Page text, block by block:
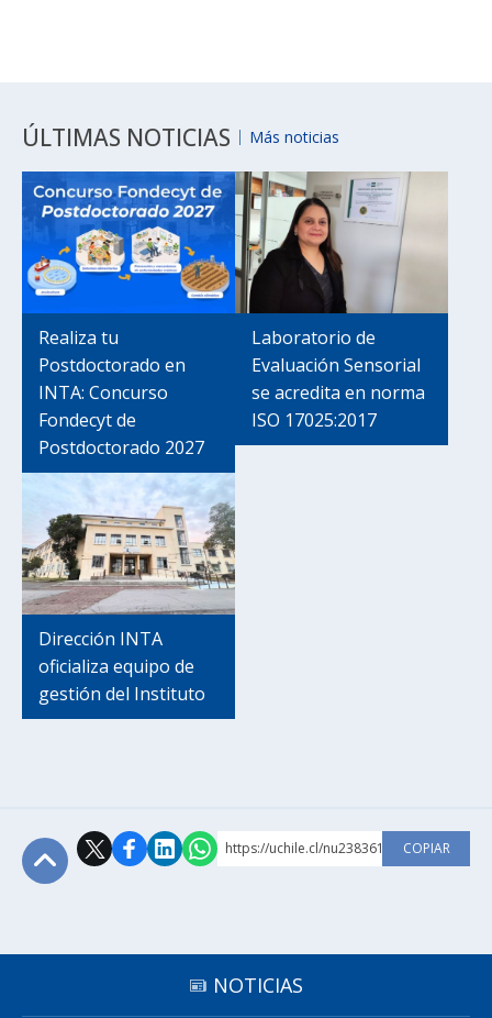
ÚLTIMAS NOTICIAS Más noticias
Realiza tu
Postdoctorado en
INTA: Concurso
Fondecyt de
Postdoctorado 2027
Laboratorio de
Evaluación Sensorial
se acredita en norma
ISO 17025:2017
Dirección INTA
oficializa equipo de
gestión del Instituto
https://uchile.cl/nu238361 COPIAR
NOTICIAS